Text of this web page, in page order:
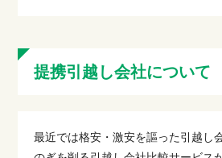
提携引越し会社について
最近では格安・激安を謳った引越し